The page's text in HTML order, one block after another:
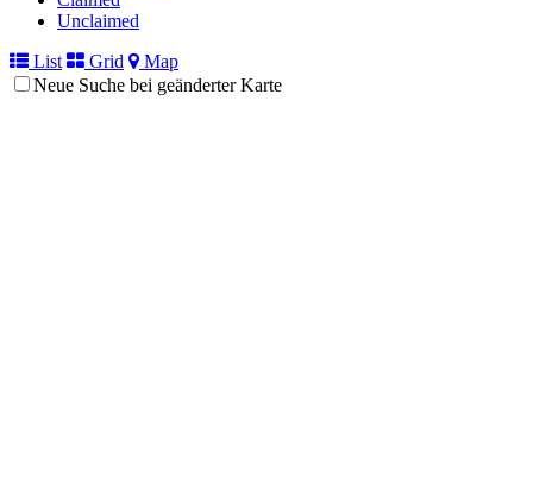
Unclaimed
List
Grid
Map
Neue Suche bei geänderter Karte